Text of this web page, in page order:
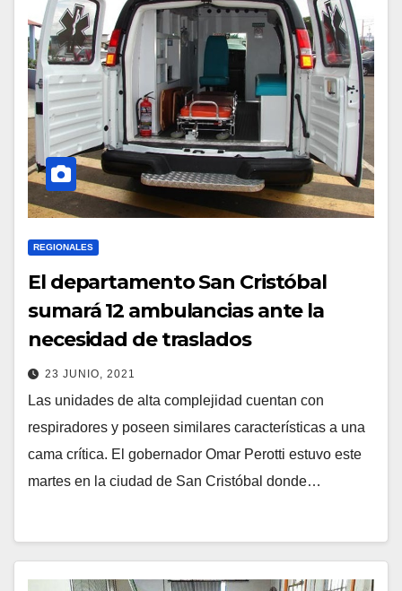
REGIONALES
El departamento San Cristóbal
sumará 12 ambulancias ante la
necesidad de traslados
23 JUNIO, 2021
Las unidades de alta complejidad cuentan con
respiradores y poseen similares características a una
cama crítica. El gobernador Omar Perotti estuvo este
martes en la ciudad de San Cristóbal donde…